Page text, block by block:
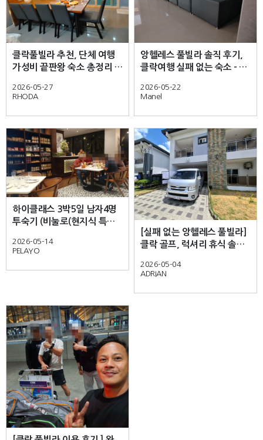
클락풀빌라 추천, 단체 여행
가성비 끝판왕 숙소 총정리 -
in the High-class Pool villa
2026-05-27
RHODA
앙헬레스 풀빌라 솔직 후기,
클락여행 실패 없는 숙소 - 하
pool
2026-05-22
Manel
하이클래스 3박5일 남자4명
투숙기 (비눌로(현지식 특식)
2026-05-14
PELAYO
[실패 없는 앙헬레스 풀빌라]
클락 골프, 럭셔리 휴식 솔직
2026-05-04
ADRIAN